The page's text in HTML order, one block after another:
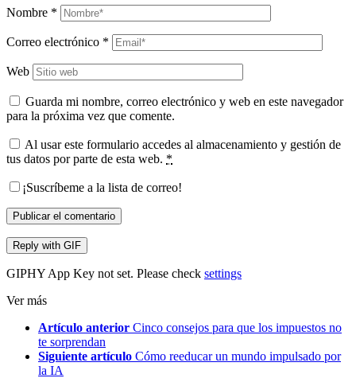
Nombre *
Correo electrónico *
Web
Guarda mi nombre, correo electrónico y web en este navegador
para la próxima vez que comente.
Al usar este formulario accedes al almacenamiento y gestión de
tus datos por parte de esta web. *
¡Suscríbeme a la lista de correo!
Publicar el comentario
Reply with GIF
GIPHY App Key not set. Please check settings
Ver más
Artículo anterior Cinco consejos para que los impuestos no
te sorprendan
Siguiente artículo Cómo reeducar un mundo impulsado por
la IA